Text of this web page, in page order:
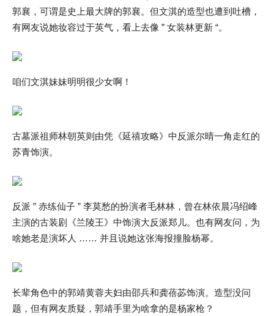
郭襄，可谓是史上最大牌的郭襄。但文淇的造型也遭到吐槽，
有网友说她妆容过于英气，看上去像 ” 女装林更新 “。
咱们文淇妹妹明明很少女啊！
古墓派祖师林朝英则由凭《延禧攻略》中反派尔晴一角走红的
苏青饰演。
反派 ” 赤练仙子 ” 李莫愁的扮演者毛林林，曾在林依晨冯绍峰
主演的古装剧《兰陵王》中饰演大反派郑儿。也有网友问，为
啥她老是演坏人 …… 并且说她这张海报撞脸杨幂。
长辈角色中的郭靖黄蓉夫妇由邵兵和龚蓓苾饰演。造型没问
题，但有网友质疑，郭靖手里为啥拿的是杨家枪？